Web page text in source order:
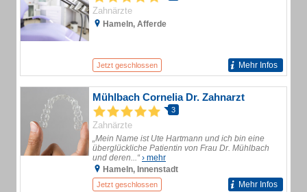
Zahnärzte
Hameln, Afferde
Jetzt geschlossen Mehr Infos
Mühlbach Cornelia Dr. Zahnarzt
3
Zahnärzte
„Mein Name ist Ute Hartmann und ich bin eine
überglückliche Patientin von Frau Dr. Mühlbach
und deren...“› mehr
Hameln, Innenstadt
Jetzt geschlossen Mehr Infos